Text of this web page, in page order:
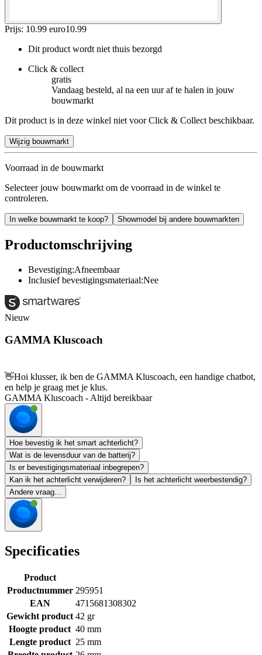
Prijs: 10.99 euro10.99
Dit product wordt niet thuis bezorgd
Click & collect
gratis
Vandaag besteld, al na een uur af te halen in jouw
bouwmarkt
Dit product is in deze winkel niet voor Click & Collect beschikbaar.
Wijzig bouwmarkt
Voorraad in de bouwmarkt
Selecteer jouw bouwmarkt om de voorraad in de winkel te
controleren.
In welke bouwmarkt te koop? Showmodel bij andere bouwmarkten
Productomschrijving
Bevestiging:Afneembaar
Inclusief bevestigingsmateriaal:Nee
Nieuw
GAMMA Kluscoach
👋Hoi klusser, ik ben de GAMMA Kluscoach, een handige chatbot,
en help je graag met je klus.
GAMMA Kluscoach - Altijd bereikbaar
Hoe bevestig ik het smart achterlicht?
Wat is de levensduur van de batterij?
Is er bevestigingsmateriaal inbegrepen?
Kan ik het achterlicht verwijderen?
Is het achterlicht weerbestendig?
Andere vraag...
Specificaties
Product
Productnummer 295951
EAN
4715681308302
Gewicht product 42 gr
Hoogte product 40 mm
Lengte product 25 mm